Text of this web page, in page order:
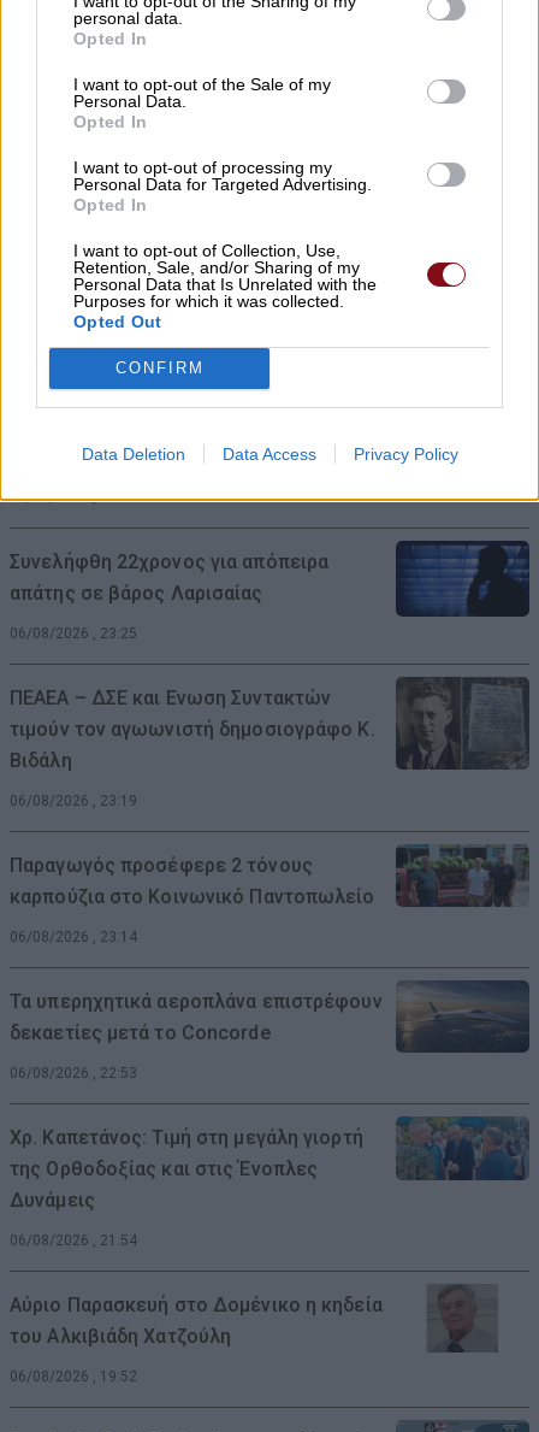
personal data.
Opted In
I want to opt-out of the Sale of my
Personal Data.
Opted In
I want to opt-out of processing my
Personal Data for Targeted Advertising.
Opted In
I want to opt-out of Collection, Use,
Retention, Sale, and/or Sharing of my
Personal Data that Is Unrelated with the
Purposes for which it was collected.
Opted Out
CONFIRM
Data Deletion Data Access Privacy Policy
Υπό ίδρυση η Αστική Μη
«ΚΟΙΝΩΦΕΛΕΣ ΕΡΓΟ ΔΗΜΗΤΡΙΟΥ
ΑΠΟΣΤΟΛΟΥ ΔΟΚΟΥ»
06/08/2026 , 23:55
Ο Λ. Κατσαρός αποχαιρετά τον Δημήτριο
Τσιουρή
06/08/2026 , 23:47
με τέστ δεξιοτήτων
06/08/2026 , 23:33
Συνελήφθη 22χρονος για απόπειρα
απάτης σε βάρος Λαρισαίας
06/08/2026 , 23:25
ΠΕΑΕΑ – ΔΣΕ και Ενωση Συντακτών
τιμούν τον αγωωνιστή δημοσιογράφο Κ.
Βιδάλη
06/08/2026 , 23:19
Παραγωγός προσέφερε 2 τόνους
καρπούζια στο Κοινωνικό Παντοπωλείο
06/08/2026 , 23:14
Τα υπερηχητικά αεροπλάνα επιστρέφουν
δεκαετίες μετά το Concorde
06/08/2026 , 22:53
Χρ. Καπετάνος: Τιμή στη μεγάλη γιορτή
της Ορθοδοξίας και στις Ένοπλες
Δυνάμεις
06/08/2026 , 21:54
Αύριο Παρασκευή στο Δομένικο η κηδεία
του Αλκιβιάδη Χατζούλη
06/08/2026 , 19:52